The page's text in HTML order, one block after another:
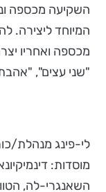
השקיעה מכספה
המיוחד ליצירה.
מכספה ואחריו
"שני עצים",
לי-פינג מנהלת/
מוסדות:
השאנגרי-לה,